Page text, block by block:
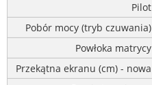
Pilot
Pobór mocy (tryb czuwania)
Powłoka matrycy
Przekątna ekranu (cm) - nowa